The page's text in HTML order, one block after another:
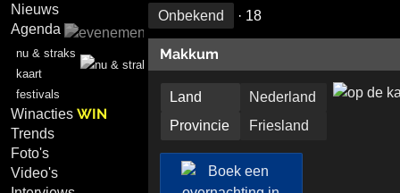
Nieuws
Agenda
nu & straks
kaart
festivals
WinactiesWIN
Trends
Foto's
Video's
Onbekend · 18
Makkum
Land
Nederland
Provincie
Friesland